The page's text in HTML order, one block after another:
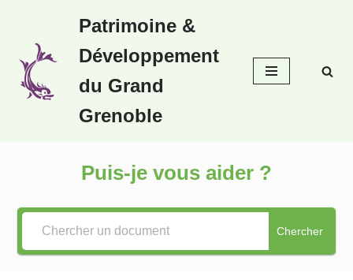
au
contenu
Patrimoine &
Développement
du Grand
Grenoble
Puis-je vous aider ?
Chercher